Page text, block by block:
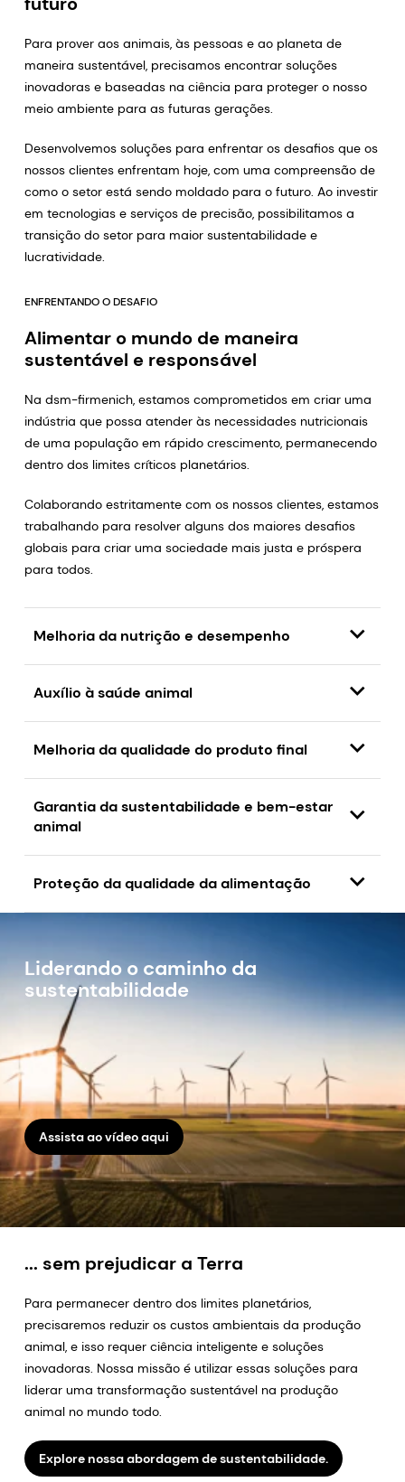
Para prover aos animais, às pessoas e ao planeta de
maneira sustentável, precisamos encontrar soluções
inovadoras e baseadas na ciência para proteger o nosso
meio ambiente para as futuras gerações.
Desenvolvemos soluções para enfrentar os desafios que os
nossos clientes enfrentam hoje, com uma compreensão de
como o setor está sendo moldado para o futuro. Ao investir
em tecnologias e serviços de precisão, possibilitamos a
transição do setor para maior sustentabilidade e
lucratividade.
ENFRENTANDO O DESAFIO
Alimentar o mundo de maneira
sustentável e responsável
Na dsm-firmenich, estamos comprometidos em criar uma
indústria que possa atender às necessidades nutricionais
de uma população em rápido crescimento, permanecendo
dentro dos limites críticos planetários.
Colaborando estritamente com os nossos clientes, estamos
trabalhando para resolver alguns dos maiores desafios
globais para criar uma sociedade mais justa e próspera
para todos.
Melhoria da nutrição e desempenho
Auxílio à saúde animal
Melhoria da qualidade do produto final
Garantia da sustentabilidade e bem-estar
animal
Proteção da qualidade da alimentação
Liderando o caminho da
sustentabilidade
Assista ao vídeo aqui
... sem prejudicar a Terra
Para permanecer dentro dos limites planetários,
precisaremos reduzir os custos ambientais da produção
animal, e isso requer ciência inteligente e soluções
inovadoras. Nossa missão é utilizar essas soluções para
liderar uma transformação sustentável na produção
animal no mundo todo.
Explore nossa abordagem de sustentabilidade.